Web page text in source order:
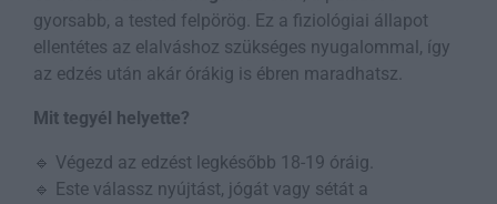
gyorsabb, a tested felpörög. Ez a fiziológiai állapot
ellentétes az elalváshoz szükséges nyugalommal, így
az edzés után akár órákig is ébren maradhatsz.
Mit tegyél helyette?
🔹 Végezd az edzést legkésőbb 18-19 óráig.
🔹 Este válassz nyújtást, jógát vagy sétát a